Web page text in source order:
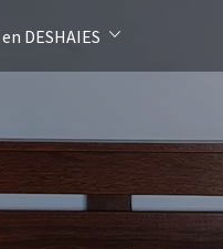
en DESHAIES